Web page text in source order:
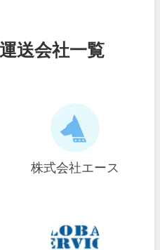
送会社一覧
株式会社エース